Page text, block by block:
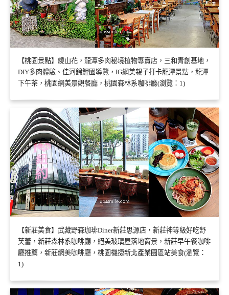
【桃園景點】繞山花，龍潭多肉秘境植物專賣店，三和青創基地，
DIY多肉體驗、佳河錦鯉園導覽，IG網美親子打卡龍潭景點，龍潭
下午茶，桃園網美景觀餐廳，桃園森林系咖啡廳(瀏覽：1)
【新莊美食】武藏野森珈琲Diner新莊思源店，新莊神等級好吃舒
芙蕾，新莊森林系咖啡廳，絕美玻璃屋落地窗景，新莊早午餐咖啡
廳推薦，新莊網美咖啡廳，桃園機捷新北產業園區站美食(瀏覽：
1)